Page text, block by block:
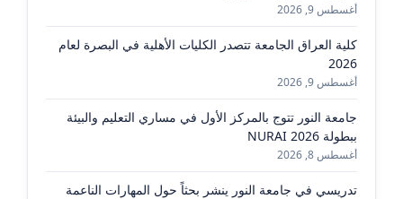
أغسطس 9, 2026
كلية العراق الجامعة تتصدر الكليات الأهلية في البصرة لعام
2026
أغسطس 9, 2026
جامعة النور تتوج بالمركز الأول في مساري التعليم والبيئة
ببطولة NURAI 2026
أغسطس 8, 2026
تدريسي في جامعة النور ينشر بحثاً حول المهارات الناعمة